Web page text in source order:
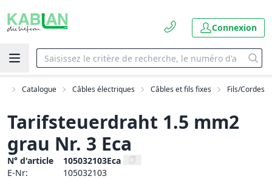
Connexion
Catalogue Câbles électriques Câbles et fils fixes Fils/Cordes
Tarifsteuerdraht 1.5 mm2
grau Nr. 3 Eca
N° d'article
105032103Eca
E-Nr:
105032103